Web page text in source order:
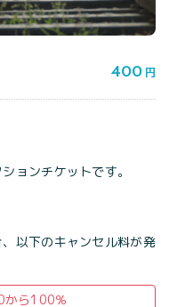
400 円
ョンチケットです。
以下のキャンセル料が発
ら100％